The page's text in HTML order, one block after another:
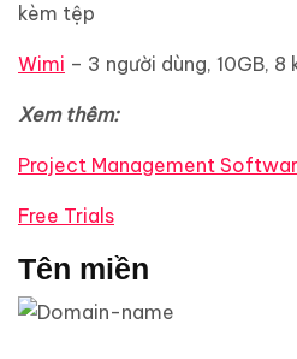
kèm tệp
Wimi – 3 người dùng, 10GB,
Xem thêm:
Project Management
Free Trials
Tên miền